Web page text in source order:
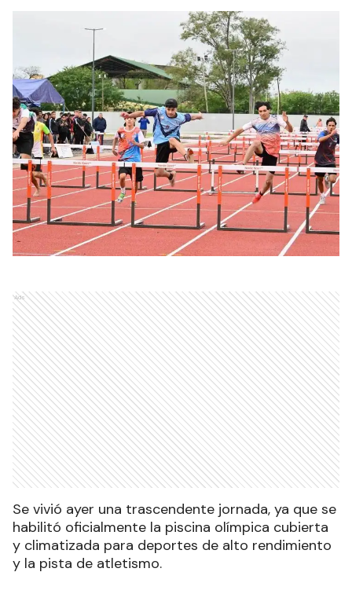
Ads
Se vivió ayer una trascendente jornada, ya que se
habilitó oficialmente la piscina olímpica cubierta
y climatizada para deportes de alto rendimiento
y la pista de atletismo.